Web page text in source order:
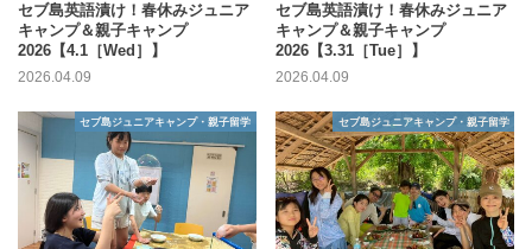
セブ島英語漬け！春休みジュニア
キャンプ＆親子キャンプ
2026【4.1［Wed］】
2026.04.09
セブ島英語漬け！春休みジュニア
キャンプ＆親子キャンプ
2026【3.31［Tue］】
2026.04.09
セブ島ジュニアキャンプ・親子留学 セブ島ジュニアキャンプ・親子留学